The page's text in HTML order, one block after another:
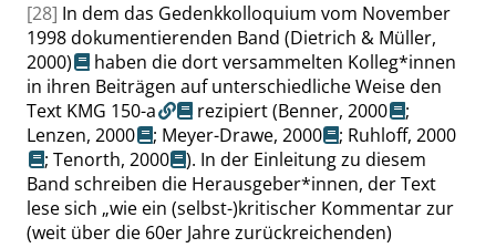
[28] In dem das Gedenkkolloquium vom November
1998 dokumentierenden Band (Dietrich & Müller,
2000)
haben die dort versammelten Kolleg*innen
in ihren Beiträgen auf unterschiedliche Weise den
Text KMG 150-a rezipiert (Benner, 2000
;
Lenzen, 2000
; Meyer-Drawe, 2000 ; Ruhloff, 2000
; Tenorth, 2000
). In der Einleitung zu diesem
Band schreiben die Herausgeber*innen, der Text
lese sich „wie ein (selbst-)kritischer Kommentar zur
(weit über die 60er Jahre zurückreichenden)